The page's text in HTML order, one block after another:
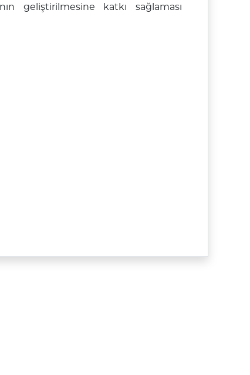
geliştirilmesine katkı sağlaması